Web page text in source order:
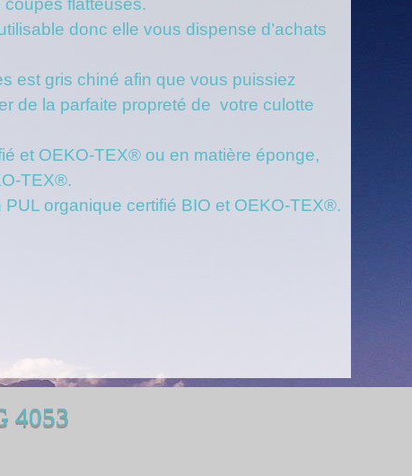
donc elle vous dispense d’achats
est gris chiné afin que vous puissiez
de la parfaite propreté de votre culotte
et OEKO-TEX® ou en matière éponge,
TEX®.
organique certifié BIO et OEKO-TEX®.
4053